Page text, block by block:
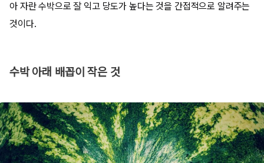
아 자란 수박으로 잘 익고 당도가 높다는 것을 간접적으로 알려주는
것이다.
수박 아래 배꼽이 작은 것